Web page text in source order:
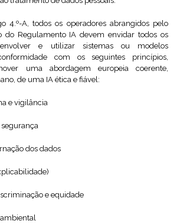
4.º-A, todos os operadores abrangidos pelo
do Regulamento IA devem envidar todos os
e utilizar sistemas ou modelos
com os seguintes princípios,
uma abordagem europeia coerente,
de uma IA ética e fiável:
e vigilância
segurança
dos dados
e equidade